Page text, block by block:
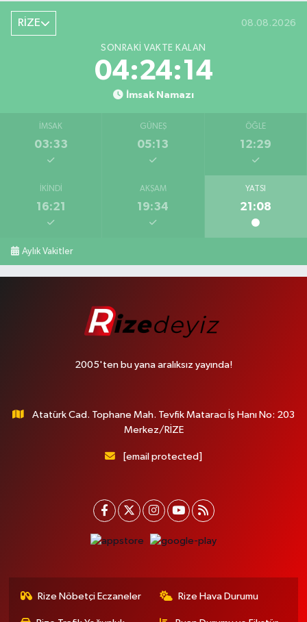
RİZE 08.08.2026
SONRAKI VAKTE KALAN
04:24:13
İmsak Namazı
İMSAK
03:33
GÜNEŞ
05:13
ÖĞLE
12:29
İKINDI
16:21
AKŞAM
19:34
YATSI
21:08
Aylık Vakitler
2005'ten bu yana aralıksız yayında!
Atatürk Cad. Tophane Mah. Tevfik Mataracı İş Hanı No: 203
Merkez/RİZE
[email protected]
Rize Nöbetçi Eczaneler Rize Hava Durumu